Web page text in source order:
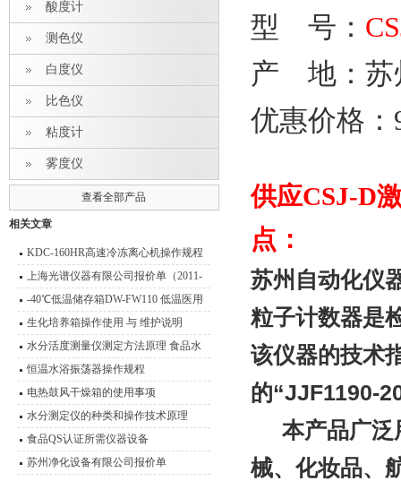
酸度计
测色仪
白度仪
比色仪
粘度计
雾度仪
查看全部产品
相关文章
KDC-160HR高速冷冻离心机操作规程
离心机使用与维护
上海光谱仪器有限公司报价单（2011-
2012）
-40℃低温储存箱DW-FW110 低温医用
冰箱技术说明
生化培养箱操作使用 与 维护说明
水分活度测量仪测定方法原理 食品水
分活度测量说明
恒温水浴振荡器操作规程
电热鼓风干燥箱的使用事项
水分测定仪的种类和操作技术原理
食品QS认证所需仪器设备
苏州净化设备有限公司报价单
型 号：
产 地：苏
优惠价格：
供应CSJ-D
点：
苏州自动化仪
粒子计数器是
该仪器的技术
的“JJF1190-
本产品广泛
械、化妆品、